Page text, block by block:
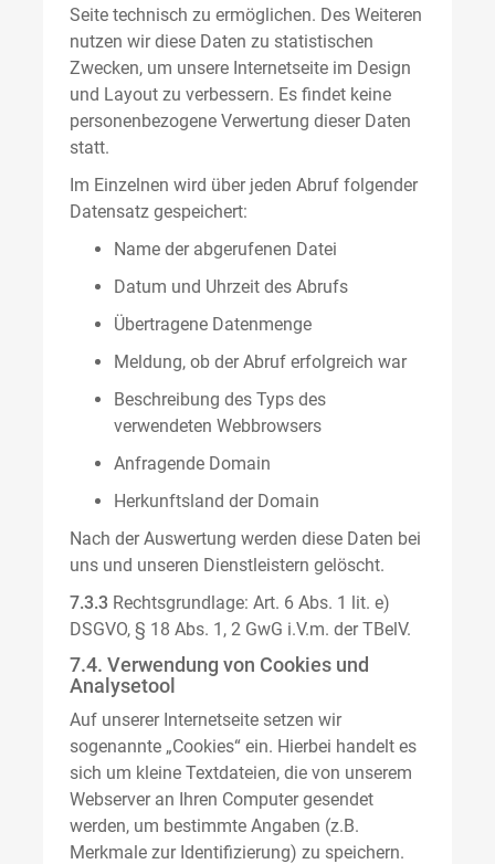
Seite technisch zu ermöglichen. Des Weiteren
nutzen wir diese Daten zu statistischen
Zwecken, um unsere Internetseite im Design
und Layout zu verbessern. Es findet keine
personenbezogene Verwertung dieser Daten
statt.
Im Einzelnen wird über jeden Abruf folgender
Datensatz gespeichert:
Name der abgerufenen Datei
Datum und Uhrzeit des Abrufs
Übertragene Datenmenge
Meldung, ob der Abruf erfolgreich war
Beschreibung des Typs des
verwendeten Webbrowsers
Anfragende Domain
Herkunftsland der Domain
Nach der Auswertung werden diese Daten bei
uns und unseren Dienstleistern gelöscht.
7.3.3 Rechtsgrundlage: Art. 6 Abs. 1 lit. e)
DSGVO, § 18 Abs. 1, 2 GwG i.V.m. der TBelV.
7.4. Verwendung von Cookies und
Analysetool
Auf unserer Internetseite setzen wir
sogenannte „Cookies“ ein. Hierbei handelt es
sich um kleine Textdateien, die von unserem
Webserver an Ihren Computer gesendet
werden, um bestimmte Angaben (z.B.
Merkmale zur Identifizierung) zu speichern.